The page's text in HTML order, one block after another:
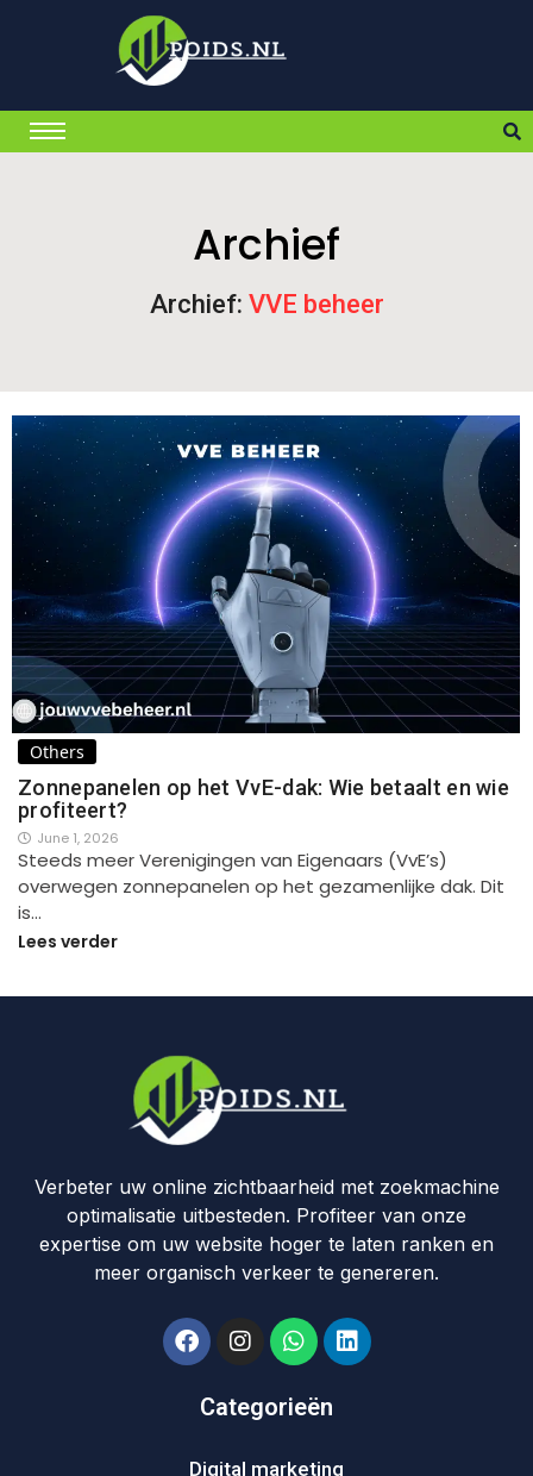
Archief
Archief: VVE beheer
Others
Zonnepanelen op het VvE-dak: Wie betaalt en wie
profiteert?
June 1, 2026
Steeds meer Verenigingen van Eigenaars (VvE’s)
overwegen zonnepanelen op het gezamenlijke dak. Dit
is…
Lees verder
Verbeter uw online zichtbaarheid met zoekmachine
optimalisatie uitbesteden. Profiteer van onze
expertise om uw website hoger te laten ranken en
meer organisch verkeer te genereren.
Categorieën
Digital marketing